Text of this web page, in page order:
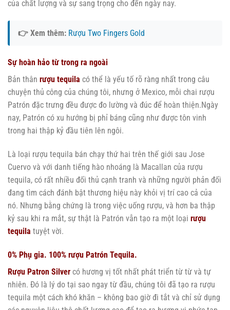
của chất lượng và sự sang trọng cho đến ngày nay.
👉 Xem thêm: Rượu Two Fingers Gold
Sự hoàn hảo từ trong ra ngoài
Bản thân rượu tequila có thể là yếu tố rõ ràng nhất trong câu
chuyện thủ công của chúng tôi, nhưng ở Mexico, mỗi chai rượu
Patrón đặc trưng đều được đo lường và đúc để hoàn thiện.Ngày
nay, Patrón có xu hướng bị phỉ báng cũng như được tôn vinh
trong hai thập kỷ đầu tiên lên ngôi.
Là loại rượu tequila bán chạy thứ hai trên thế giới sau Jose
Cuervo và với danh tiếng hào nhoáng là Macallan của rượu
tequila, có rất nhiều đối thủ cạnh tranh và những người phản đối
đang tìm cách đánh bật thương hiệu này khỏi vị trí cao cả của
nó. Nhưng bằng chứng là trong việc uống rượu, và hơn ba thập
kỷ sau khi ra mắt, sự thật là Patrón vẫn tạo ra một loại rượu
tequila tuyệt vời.
0% Phụ gia. 100% rượu Patrón Tequila.
Rượu Patron Silver có hương vị tốt nhất phát triển từ từ và tự
nhiên. Đó là lý do tại sao ngay từ đầu, chúng tôi đã tạo ra rượu
tequila một cách khó khăn – không bao giờ đi tắt và chỉ sử dụng